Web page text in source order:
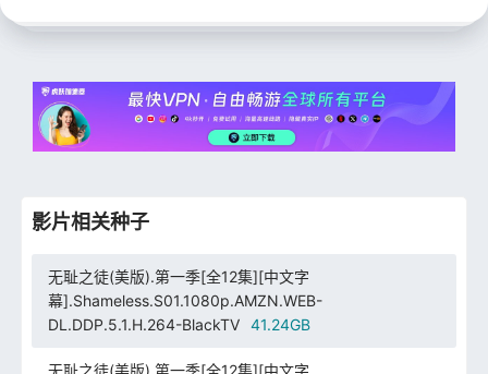
影片相关种子
无耻之徒(美版).第一季[全12集][中文字
幕].Shameless.S01.1080p.AMZN.WEB-
DL.DDP.5.1.H.264-BlackTV
41.24GB
无耻之徒(美版).第一季[全12集][中文字